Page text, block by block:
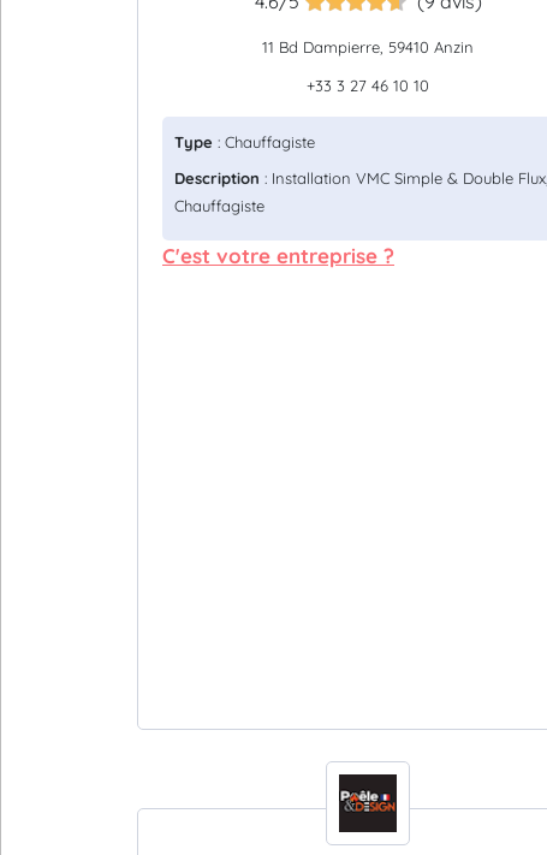
11 Bd Dampierre, 59410 Anzin
+33 3 27 46 10 10
Type : Chauffagiste
Description : Installation VMC Simple & Double Flux,
Chauffagiste
C'est votre entreprise ?